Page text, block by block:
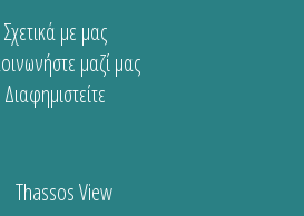
Σχετικά με μας
μαζί μας
Διαφημιστείτε